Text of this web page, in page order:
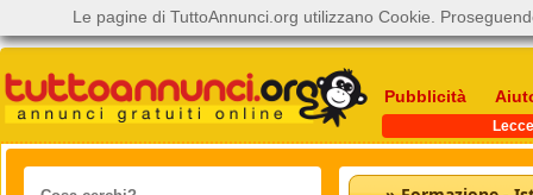
Pubblicità
Lecce
Le pagine di TuttoAnnunci.org utilizzano Cookie.